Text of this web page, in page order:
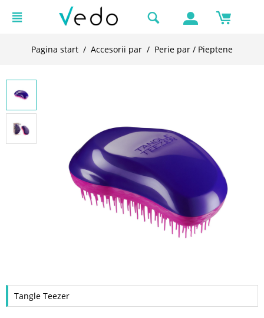
Pagina start / Accesorii par / Perie par / Pieptene
Tangle Teezer